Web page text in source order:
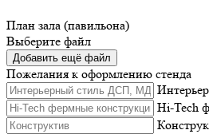
План зала (павильона)
Выберите файл
Добавить ещё файл
Пожелания к оформлению стенда
Hi-Tech